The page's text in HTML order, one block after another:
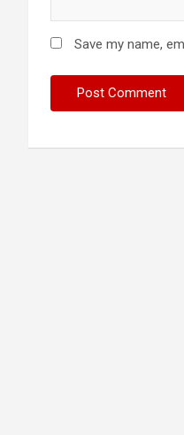
Save my name,